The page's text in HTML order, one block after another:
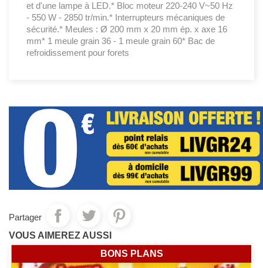
et d'une lampe à LED.* Bloc moteur 220-240 V~50 Hz
- 550 W - 2850 tr/min.* Interrupteurs mécaniques de
sécurité.* Meules : Ø 200 mm x 20 mm ép. x axe 16
mm* 1 meule grain 36 - 1 meule grain 60* Bac de
refroidissement pour forets
Partager
VOUS AIMEREZ AUSSI
BONS PLANS